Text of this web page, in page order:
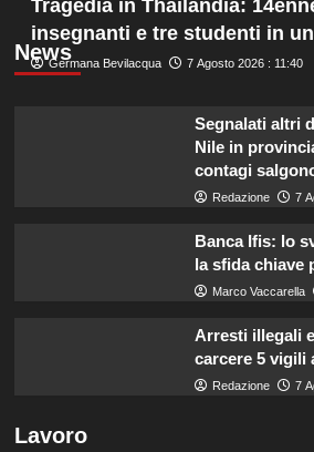
News
Tragedia in Thailandia:
insegnanti e tre studenti in
Germana Bevilacqua 7 Agosto 2026 : 11:40
Segnalati altri
Nile in
contagi
Redazione 7
Banca Ifis: lo
la sfida chiave
Marco Vaccarella
Arresti illegali
carcere 5 vigili
Redazione 7
Lavoro